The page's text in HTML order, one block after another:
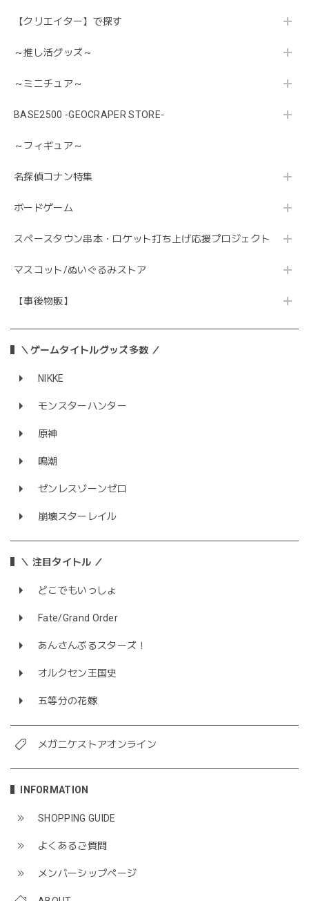
【クリエイター】で探す
～推し活グッズ～
～ミニチュア～
BASE2500 -GEOCRAPER STORE-
～フィギュア～
名探偵コナン特集
ボードゲーム
スペースタウン串本・ロケット打ち上げ応援プロジェクト
マスコット/ぬいぐるみストア
【事後物販】
＼ゲームタイトルグッズ多数 ／
NIKKE
モンスターハンター
原神
鳴潮
ゼンレスゾーンゼロ
崩壊スターレイル
＼ 注目タイトル ／
どこでもいっしょ
Fate/Grand Order
あんさんぶるスターズ！
オルクセン王国史
五等分の花嫁
メガニケストアオンライン
INFORMATION
SHOPPING GUIDE
よくあるご質問
メンバーシップページ